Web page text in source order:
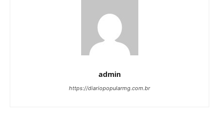
admin
https://diariopopularmg.com.br